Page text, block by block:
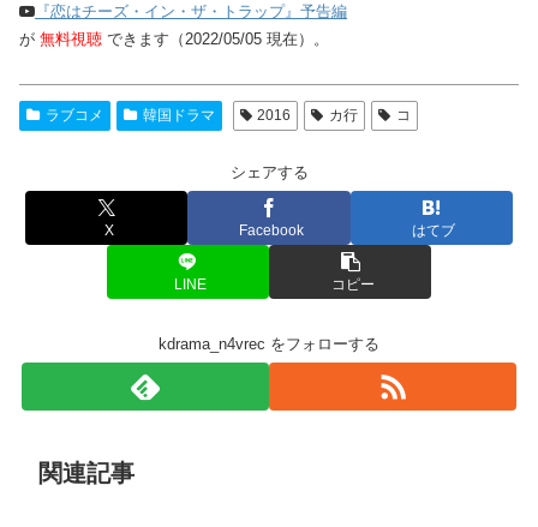
『恋はチーズ・イン・ザ・トラップ』予告編
が 無料視聴 できます（2022/05/05 現在）。
ラブコメ 韓国ドラマ 2016 カ行 コ
シェアする
X Facebook はてブ
LINE コピー
kdrama_n4vrec をフォローする
関連記事